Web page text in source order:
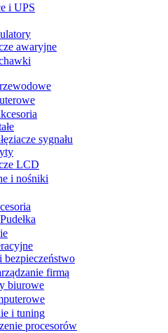
i UPS
awaryjne
sygnału
LCD
i nośniki
Pudełka
firmą
biurowe
i tuning
procesorów